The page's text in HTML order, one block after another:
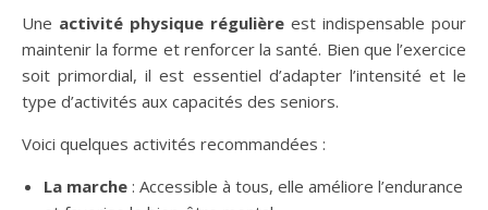
Une activité physique régulière est indispensable pour
maintenir la forme et renforcer la santé. Bien que l’exercice
soit primordial, il est essentiel d’adapter l’intensité et le
type d’activités aux capacités des seniors.
Voici quelques activités recommandées :
La marche : Accessible à tous, elle améliore l’endurance